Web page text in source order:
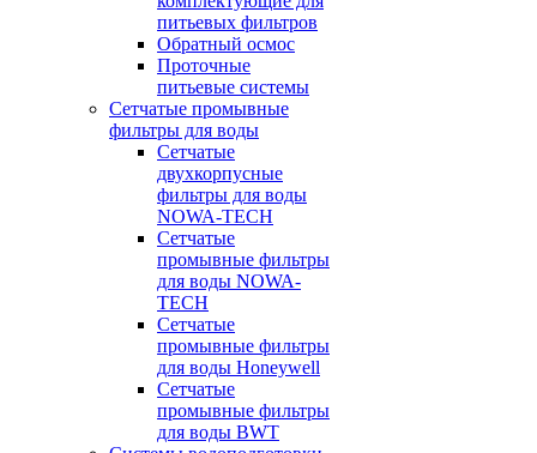
питьевых фильтров
Обратный осмос
Проточные
питьевые системы
Сетчатые промывные
фильтры для воды
Сетчатые
двухкорпусные
фильтры для воды
NOWA-TECH
Сетчатые
промывные фильтры
для воды NOWA-
TECH
Сетчатые
промывные фильтры
для воды Honeywell
Сетчатые
промывные фильтры
для воды BWT